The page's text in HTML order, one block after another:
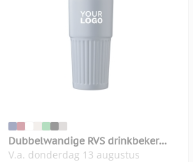
Dubbelwandige RVS drinkbeker
500 ml Kael
V.a. donderdag 13 augustus